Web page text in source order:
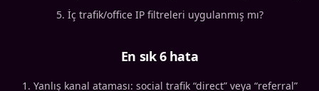
İç trafik/office IP filtreleri uygulanmış mı?
En sık 6 hata
Yanlış kanal ataması: social trafik “direct” veya “referral”